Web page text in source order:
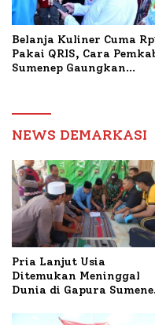
Belanja Kuliner Cuma
Pakai QRIS, Cara
Sumenep Gaungkan
NEWS DEMARKASI
Pria Lanjut Usia
Ditemukan Meninggal
Dunia di Gapura